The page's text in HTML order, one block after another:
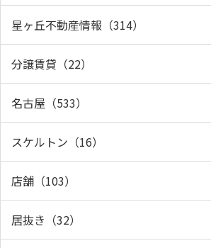
星ヶ丘不動産情報（314）
分譲賃貸（22）
名古屋（533）
スケルトン（16）
店舗（103）
居抜き（32）